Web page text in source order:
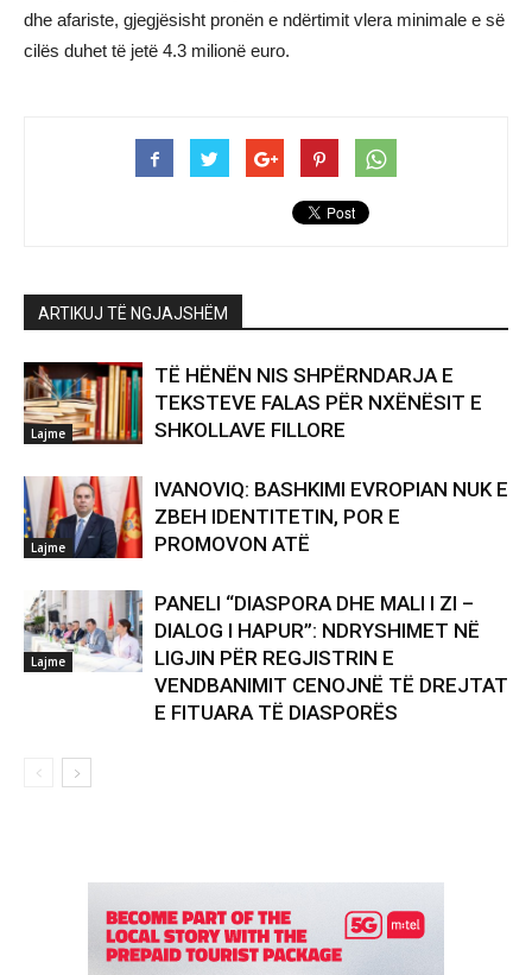
dhe afariste, gjegjësisht pronën e ndërtimit vlera minimale e së
cilës duhet të jetë 4.3 milionë euro.
ARTIKUJ TË NGJAJSHËM
Lajme
TË HËNËN NIS SHPËRNDARJA E
TEKSTEVE FALAS PËR NXËNËSIT E
SHKOLLAVE FILLORE
Lajme
IVANOVIQ: BASHKIMI EVROPIAN NUK E
ZBEH IDENTITETIN, POR E
PROMOVON ATË
Lajme
PANELI “DIASPORA DHE MALI I ZI –
DIALOG I HAPUR”: NDRYSHIMET NË
LIGJIN PËR REGJISTRIN E
VENDBANIMIT CENOJNË TË DREJTAT
E FITUARA TË DIASPORËS